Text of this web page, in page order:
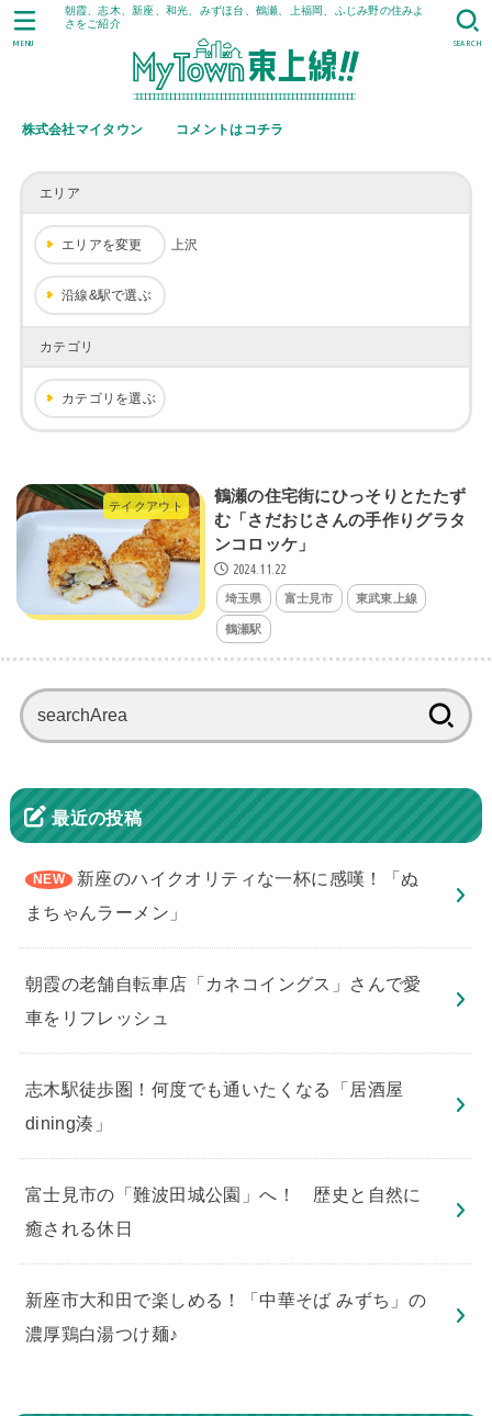
朝霞、志木、新座、和光、みずほ台、鶴瀬、上福岡、ふじみ野の住みよ
さをご紹介
株式会社マイタウン コメントはコチラ
SEARCH
MENU
エリア
エリアを変更 上沢
沿線&駅で選ぶ
カテゴリ
カテゴリを選ぶ
テイクアウト
鶴瀬の住宅街にひっそりとたたず
む「さだおじさんの手作りグラタ
ンコロッケ」
2024.11.22
埼玉県 富士見市 東武東上線
鶴瀬駅
索:
最近の投稿
新座のハイクオリティな一杯に感嘆！「ぬ
まちゃんラーメン」
朝霞の老舗自転車店「カネコイングス」さんで愛
車をリフレッシュ
志木駅徒歩圏！何度でも通いたくなる「居酒屋
dining湊」
​富士見市の「難波田城公園」へ！ 歴史と自然に
癒される休日
新座市大和田で楽しめる！「中華そば みずち」の
濃厚鶏白湯つけ麺♪